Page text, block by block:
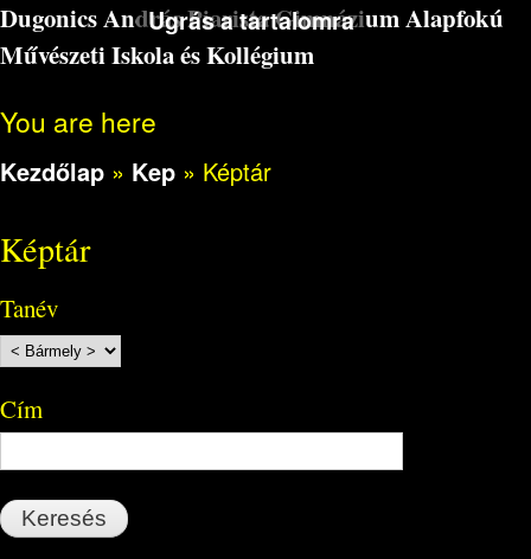
Ugrás a tartalomra
Dugonics András Piarista Gimnázium Alapfokú
Művészeti Iskola és Kollégium
You are here
Kezdőlap » Kep » Képtár
Képtár
Tanév
Cím